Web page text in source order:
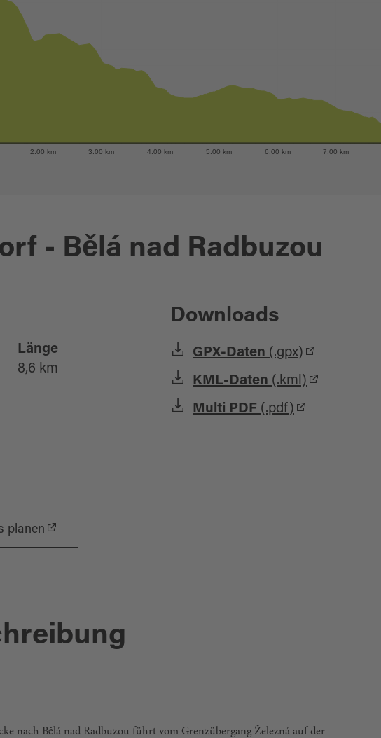
2.00 km 3.00 km 4.00 km 5.00 km 6.00 km 7.00 km
- Bělá nad Radbuzou
Länge
8,6 km
Downloads
GPX-Daten (.gpx)
KML-Daten (.kml)
Multi PDF (.pdf)
planen
nach Bělá nad Radbuzou führt vom Grenzübergang Železná auf der